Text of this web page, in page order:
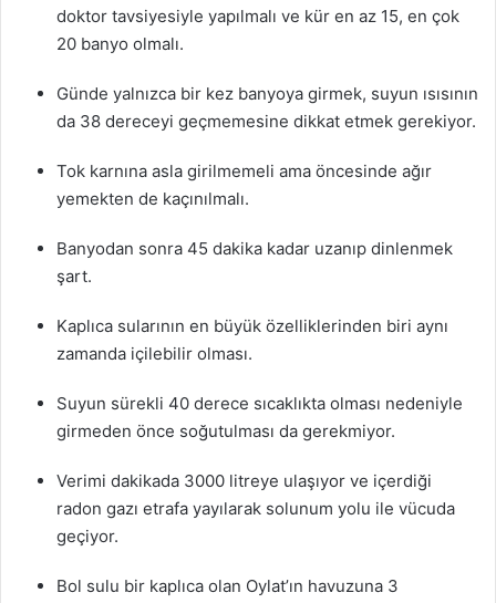
doktor tavsiyesiyle yapılmalı ve kür en az 15, en çok
20 banyo olmalı.
Günde yalnızca bir kez banyoya girmek, suyun ısısının
da 38 dereceyi geçmemesine dikkat etmek gerekiyor.
Tok karnına asla girilmemeli ama öncesinde ağır
yemekten de kaçınılmalı.
Banyodan sonra 45 dakika kadar uzanıp dinlenmek
şart.
Kaplıca sularının en büyük özelliklerinden biri aynı
zamanda içilebilir olması.
Suyun sürekli 40 derece sıcaklıkta olması nedeniyle
girmeden önce soğutulması da gerekmiyor.
Verimi dakikada 3000 litreye ulaşıyor ve içerdiği
radon gazı etrafa yayılarak solunum yolu ile vücuda
geçiyor.
Bol sulu bir kaplıca olan Oylat’ın havuzuna 3